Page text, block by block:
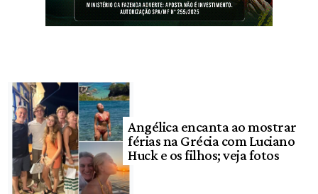
Angélica encanta ao mostrar
férias na Grécia com Luciano
Huck e os filhos; veja fotos